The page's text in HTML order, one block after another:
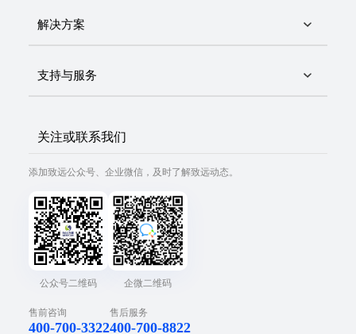
解决方案
支持与服务
关注或联系我们
添加致远公众号、企业微信，及时了解致远动态。
公众号二维码 企微二维码
售前咨询
400-700-3322
售后服务
400-700-8822